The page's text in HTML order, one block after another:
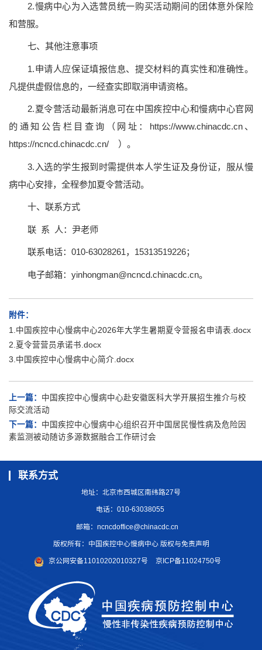
2.慢病中心为入选营员统一购买活动期间的团体意外保险
和营服。
七、其他注意事项
1.申请人应保证填报信息、提交材料的真实性和准确性。
凡提供虚假信息的，一经查实即取消申请资格。
2.夏令营活动最新消息可在中国疾控中心和慢病中心官网
的通知公告栏目查询（网址：
https://www.chinacdc.cn、
https://ncncd.chinacdc.cn/ ）。
3.入选的学生报到时需提供本人学生证及身份证，服从慢
病中心安排，全程参加夏令营活动。
十、联系方式
联 系 人：尹老师
联系电话：010-63028261，15313519226；
电子邮箱： yinhongman@ncncd.chinacdc.cn。
附件：
1.中国疾控中心慢病中心2026年大学生暑期夏令营报名申请表.docx
2.夏令营营员承诺书.docx
3.中国疾控中心慢病中心简介.docx
上一篇： 中国疾控中心慢病中心赴安徽医科大学开展招生推介与校
际交流活动
下一篇： 中国疾控中心慢病中心组织召开中国居民慢性病及危险因
素监测被动随访多源数据融合工作研讨会
联系方式
地址：北京市西城区南纬路27号
电话：010-63038055
邮箱：ncncdoffice@chinacdc.cn
版权所有：中国疾控中心慢病中心 版权与免责声明
京公网安备11010202010327号 京ICP备11024750号